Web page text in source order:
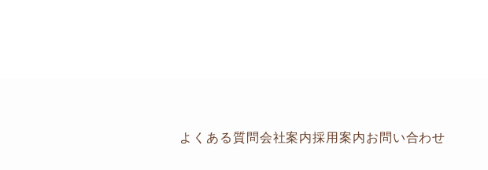
よくある質問会社案内採用案内お問い合わせ